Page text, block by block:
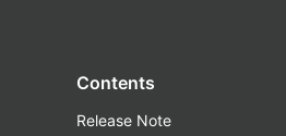
Contents
Release Note